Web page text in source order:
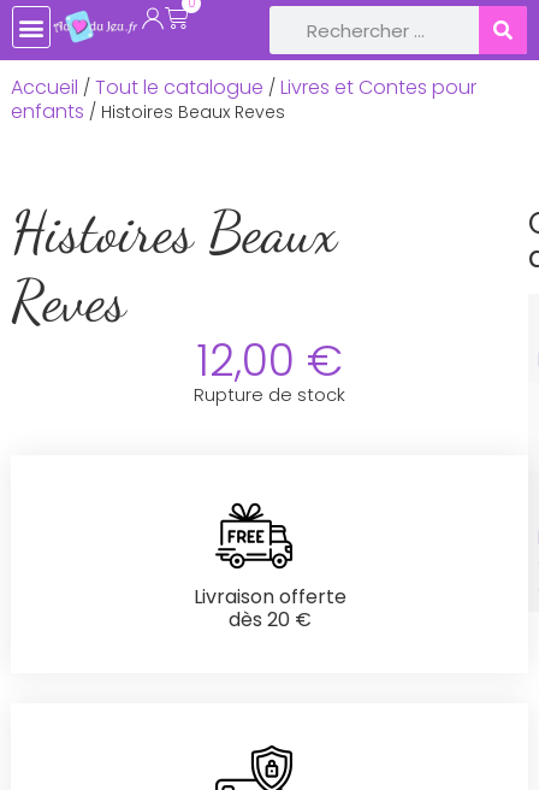
Accueil / Tout le catalogue / Livres et Contes pour
enfants / Histoires Beaux Reves
Histoires Beaux
Reves
12,00 €
Rupture de stock
Livraison offerte
dès 20 €